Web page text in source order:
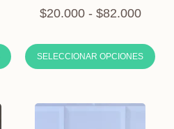
$20.000 - $82.000
SELECCIONAR OPCIONES